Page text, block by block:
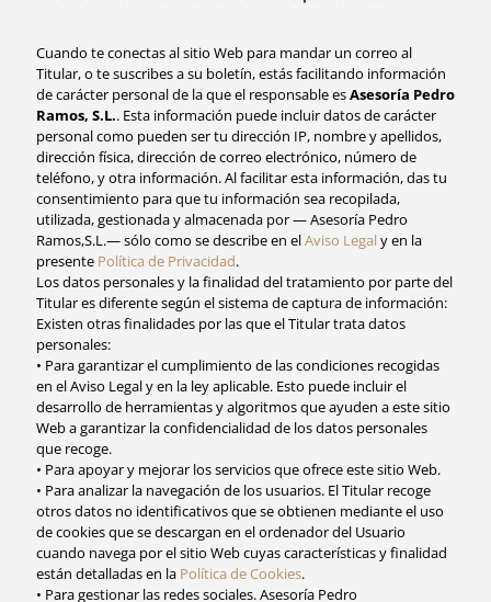
Cuando te conectas al sitio Web para mandar un correo al
Titular, o te suscribes a su boletín, estás facilitando información
de carácter personal de la que el responsable esAsesoría Pedro
Ramos, S.L.. Esta información puede incluir datos de carácter
personal como pueden ser tu dirección IP, nombre y apellidos,
dirección física, dirección de correo electrónico, número de
teléfono, y otra información. Al facilitar esta información, das tu
consentimiento para que tu información sea recopilada,
utilizada, gestionada y almacenada por — Asesoría Pedro
Ramos,S.L.— sólo como se describe en elAviso Legaly en la
presente Política de Privacidad.
Los datos personales y la finalidad del tratamiento por parte del
Titular es diferente según el sistema de captura de información:
Existen otras finalidades por las que el Titular trata datos
personales:
• Para garantizar el cumplimiento de las condiciones recogidas
en el Aviso Legal y en la ley aplicable. Esto puede incluir el
desarrollo de herramientas y algoritmos que ayuden a este sitio
Web a garantizar la confidencialidad de los datos personales
que recoge.
• Para apoyar y mejorar los servicios que ofrece este sitio Web.
• Para analizar la navegación de los usuarios. El Titular recoge
otros datos no identificativos que se obtienen mediante el uso
de cookies que se descargan en el ordenador del Usuario
cuando navega por el sitio Web cuyas características y finalidad
están detalladas en la Política de Cookies.
• Para gestionar las redes sociales. Asesoría Pedro